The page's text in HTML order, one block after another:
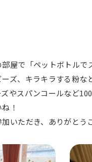
部屋で「ペットボトル
ーズ、キラキラする粉
やスパンコールなど
！
いただき、ありがとう